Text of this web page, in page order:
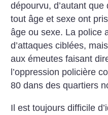
dépourvu, d’autant
tout âge et sexe ont
âge ou sexe. La police
d’attaques ciblées,
aux émeutes faisant
l’oppression policière
80 dans des quartiers
Il est toujours difficile